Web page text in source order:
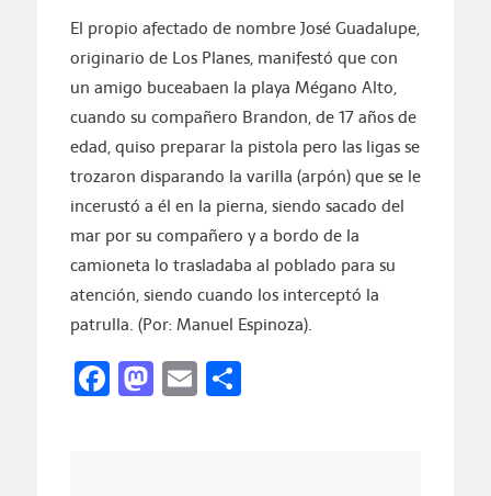
El propio afectado de nombre José Guadalupe,
originario de Los Planes, manifestó que con
un amigo buceabaen la playa Mégano Alto,
cuando su compañero Brandon, de 17 años de
edad, quiso preparar la pistola pero las ligas se
trozaron disparando la varilla (arpón) que se le
incerustó a él en la pierna, siendo sacado del
mar por su compañero y a bordo de la
camioneta lo trasladaba al poblado para su
atención, siendo cuando los interceptó la
patrulla. (Por: Manuel Espinoza).
Facebook
Mastodon
EmailCompartir